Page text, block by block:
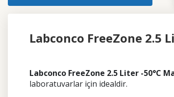
Labconco FreeZone 2.5
Labconco FreeZone 2.5 Liter -50°C
laboratuvarlar için idealdir.